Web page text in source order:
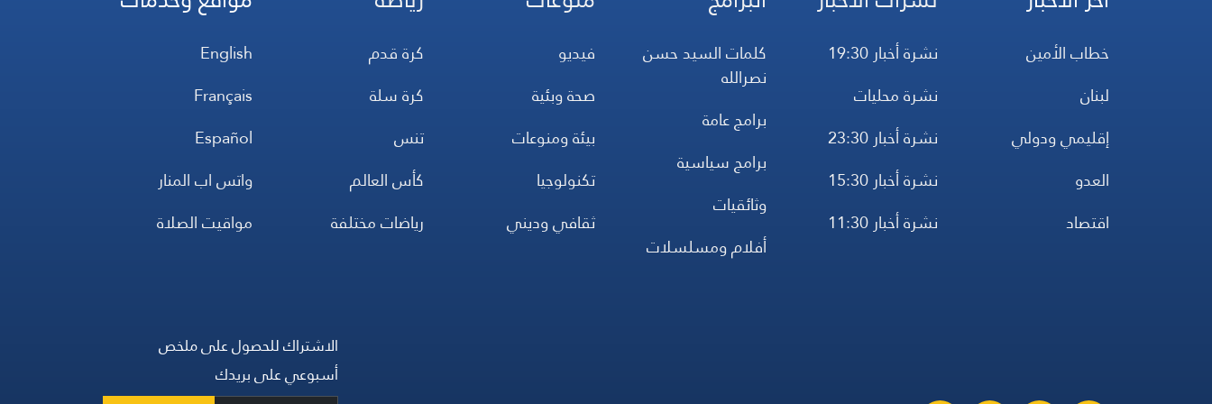
إخراج :علاء علاء الدين
ميكساج: ضامن ضامن
خطاب الأمين
لبنان
إقليمي ودولي
العدو
اقتصاد
نشرة أخبار 19:30
نشرة محليات
نشرة أخبار 23:30
نشرة أخبار 15:30
نشرة أخبار 11:30
كلمات السيد حسن
نصرالله
برامج عامة
برامج سياسية
وثائقيات
أفلام ومسلسلات
فيديو
صحة وبئية
بيئة ومنوعات
تكنولوجيا
ثقافي وديني
كرة قدم
كرة سلة
تنس
كأس العالم
رياضات مختلفة
English
Français
Español
واتس اب المنار
مواقيت الصلاة
الاشتراك للحصول على ملخص
أسبوعي على بريدك